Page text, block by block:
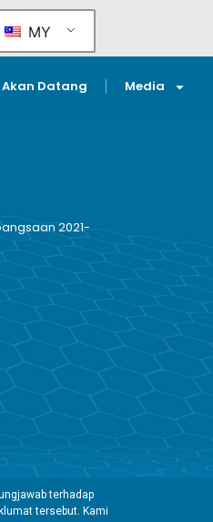
MY
Akan Datang Media
2021-
terhadap
tersebut. Kami